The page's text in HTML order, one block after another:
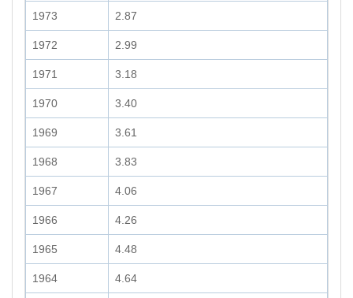
1973 2.87
1972 2.99
1971 3.18
1970 3.40
1969 3.61
1968 3.83
1967 4.06
1966 4.26
1965 4.48
1964 4.64